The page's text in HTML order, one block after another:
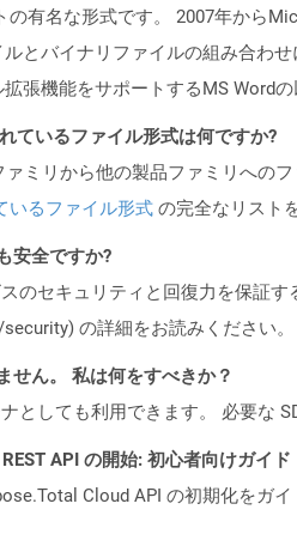
有名な形式です。 2007年から
とバイナリファイルの組み合わ
張機能をサポートするMS Word
ているファイル形式は何ですか?
ミリから他の製品ファミリへの
いるファイル形式 の完全なリスト
安全ですか?
のセキュリティと回復力を保証
の詳細をお読みください。
せん。 私は何をすべきか？
としても利用できます。 必要な
API の開始: 初心者向けガイド
Cloud API の初期化をガ